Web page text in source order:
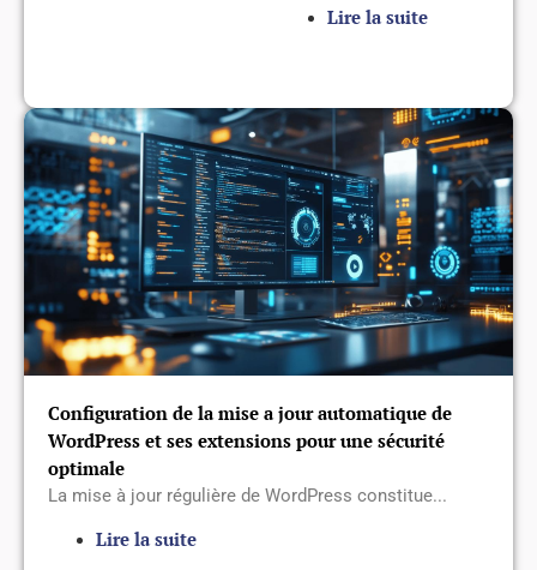
Configuration de la mise a jour automatique de
WordPress et ses extensions pour une sécurité
optimale
La mise à jour régulière de WordPress constitue...
Lire la suite
Lire la suite